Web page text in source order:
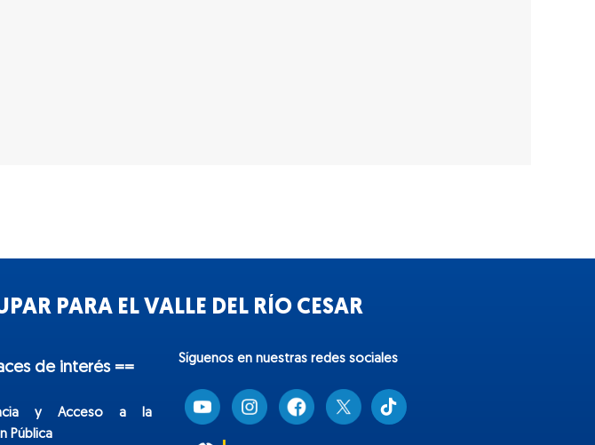
PARA EL VALLE DEL RÍO CESAR
de interés ==
y Acceso a la
Pública
Síguenos en nuestras redes sociales
T
i
k